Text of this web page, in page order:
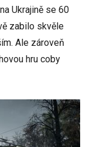
Ukrajině se 60
zabilo skvěle
Ale zároveň
hru coby